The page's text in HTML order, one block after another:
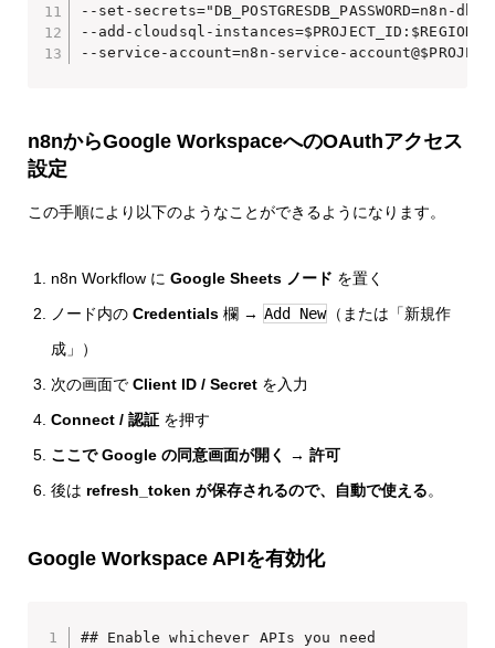
--set-
--add-cloudsql-
n8nからGoogle WorkspaceへのOAuthアクセス
設定
この手順により以下のようなことができるようになります。
n8n Workflow に Google Sheets ノード を置く
ノード内の Credentials 欄 → Add New （または「新規作
成」）
次の画面で Client ID / Secret を入力
Connect / 認証 を押す
ここで Google の同意画面が開く → 許可
後は refresh_token が保存されるので、自動で使える。
Google Workspace APIを有効化
## Enable whichever APIs you need